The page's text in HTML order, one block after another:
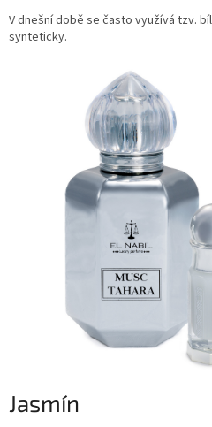
V dnešní době se často využívá tzv.
synteticky.
Jasmín